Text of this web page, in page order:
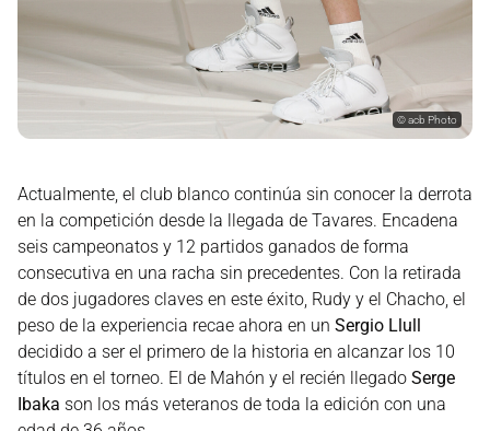
©acb Photo
Actualmente, el club blanco continúa sin conocer la derrota
en la competición desde la llegada de Tavares. Encadena
seis campeonatos y 12 partidos ganados de forma
consecutiva en una racha sin precedentes. Con la retirada
de dos jugadores claves en este éxito, Rudy y el Chacho, el
peso de la experiencia recae ahora en un Sergio Llull
decidido a ser el primero de la historia en alcanzar los 10
títulos en el torneo. El de Mahón y el recién llegado Serge
Ibaka son los más veteranos de toda la edición con una